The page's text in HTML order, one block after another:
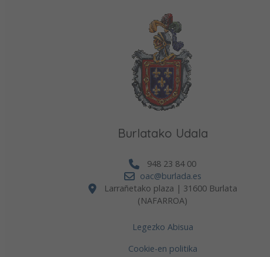
Burlatako Udala
948 23 84 00
oac@burlada.es
Larrañetako plaza | 31600 Burlata
(NAFARROA)
Legezko Abisua
Cookie-en politika